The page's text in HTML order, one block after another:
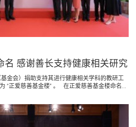
名 感谢善长支持健康相关研究
金会）捐助支持其进行健康相关学科的教研工
“正爱慈善基金楼” 。 在正爱慈善基金楼命名...